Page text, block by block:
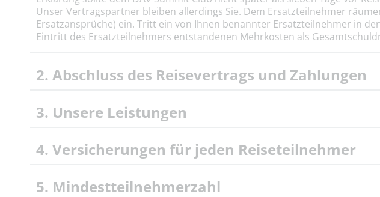
Unser Vertragspartner bleiben allerdings Sie. Dem Ersatzteilnehmer
Ersatzansprüche) ein. Tritt ein von Ihnen benannter Ersatzteilnehmer in
Eintritt des Ersatzteilnehmers entstandenen Mehrkosten als
2. Abschluss des Reisevertrags und Zahlungen
3. Unsere Leistungen
4. Versicherungen für jeden Reiseteilnehmer
5. Mindestteilnehmerzahl